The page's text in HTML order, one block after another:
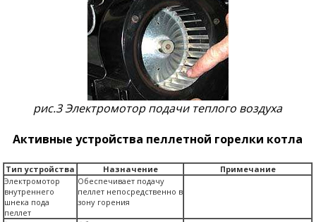
рис.3 Электромотор подачи теплого воздуха
Активные устройства пеллетной горелки котла
Тип устройства Назначение
Примечание
Электромотор
внутреннего
шнека пода
пеллет
Обеспечивает подачу
пеллет непосредственно в
зону горения